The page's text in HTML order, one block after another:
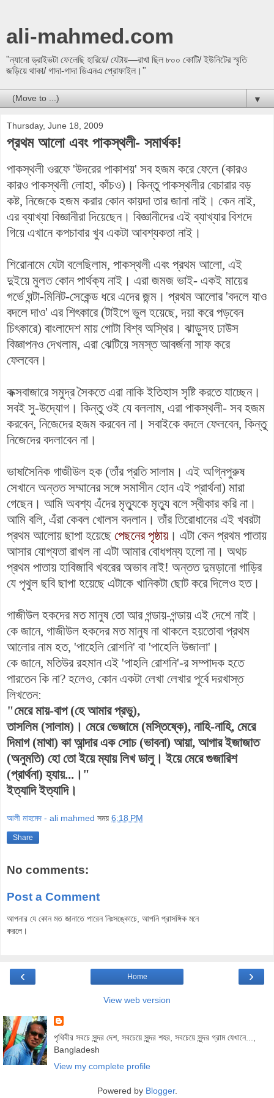
ali-mahmed.com
"ন্যানো ড্রাইভটা ফেলেছি হারিয়ে/ যেটায়—রাখা ছিল ৮০০ কোটি/ ইউনিটের স্মৃতি
জড়িয়ে থাকা/ গাদা-গাদা ডিএনএ প্রোফাইল।"
▼
Thursday, June 18, 2009
প্রথম আলো এবং পাকস্থলী- সমার্থক!
পাকস্থলী ওরফে 'উদরের পাকাশয়' সব হজম করে ফেলে (কারও
কারও পাকস্থলী লোহা, কাঁচও)। কিন্তু পাকস্থলীর বেচারার বড়
কষ্ট, নিজেকে হজম করার কোন কায়দা তার জানা নাই। কেন নাই,
এর ব্যাখ্যা বিজ্ঞানীরা দিয়েছেন। বিজ্ঞানীদের এই ব্যাখ্যার বিশদে
গিয়ে এখানে কপচাবার খুব একটা আবশ্যকতা নাই।
শিরোনামে যেটা বলেছিলাম, পাকস্থলী এবং প্রথম আলো, এই
দুইয়ে মুলত কোন পার্থক্য নাই। এরা জমজ ভাই- একই মায়ের
গর্ভে ঘন্টা-মিনিট-সেকেন্ড ধরে এদের জন্ম। প্রথম আলোর 'বদলে যাও
বদলে দাও' এর শিৎকারে (টাইপে ভুল হয়েছে, দয়া করে পড়বেন
চিৎকারে) বাংলাদেশ মায় গোটা বিশ্ব অস্থির। ঝাড়ুসহ ঢাউস
বিজ্ঞাপনও দেখলাম, এরা ঝেটিয়ে সমস্ত আবর্জনা সাফ করে
ফেলবেন।
কক্সবাজারে সমুদ্র সৈকতে এরা নাকি ইতিহাস সৃষ্টি করতে যাচ্ছেন।
সবই সু-উদ্যোগ। কিন্তু ওই যে বললাম, এরা পাকস্থলী- সব হজম
করবেন, নিজেদের হজম করবেন না। সবাইকে বদলে ফেলবেন, কিন্তু
নিজেদের বদলাবেন না।
ভাষাসৈনিক গাজীউল হক (তাঁর প্রতি সালাম। এই অগ্নিপুরুষ
সেখানে অন্তত সম্মানের সঙ্গে সমাসীন হোন এই প্রার্থনা) মারা
গেছেন। আমি অবশ্য এঁদের মৃত্যুকে মৃত্যু বলে স্বীকার করি না।
আমি বলি, এঁরা কেবল খোলস বদলান। তাঁর তিরোধানের এই খবরটা
প্রথম আলোয় ছাপা হয়েছে পেছনের পৃষ্ঠায় । এটা কেন প্রথম পাতায়
আসার যোগ্যতা রাখল না এটা আমার বোধগম্য হলো না। অথচ
প্রথম পাতায় হাবিজাবি খবরের অভাব নাই! অন্তত দুমড়ানো গাড়ির
যে পৃথুল ছবি ছাপা হয়েছে এটাকে খানিকটা ছোট করে দিলেও হত।
গাজীউল হকদের মত মানুষ তো আর গন্ডায়-গন্ডায় এই দেশে নাই।
কে জানে, গাজীউল হকদের মত মানুষ না থাকলে হয়তোবা প্রথম
আলোর নাম হত, 'পাহেলি রোশনি' বা 'পাহেলি উজালা'।
কে জানে, মতিউর রহমান এই 'পাহলি রোশনি'-র সম্পাদক হতে
পারতেন কি না? হলেও, কোন একটা লেখা লেখার পূর্বে দরখাস্ত
লিখতেন:
"মেরে মায়-বাপ (হে আমার প্রভু),
তাসলিম (সালাম)। মেরে ভেজামে (মস্তিষ্কে), নাহি-নাহি, মেরে
দিমাগ (মাথা) কা আন্দার এক সোচ (ভাবনা) আয়া, আগার ইজাজাত
(অনুমতি) হো তো ইয়ে ম্যায় লিখ ডালু। ইয়েমেরে গুজারিশ
(প্রার্থনা) হ্যায়...।"
ইত্যাদি ইত্যাদি।
আলী মাহমেদ - ali mahmed সময় 6:18 PM
Share
No comments:
Post a Comment
আপনার যে কোন মত জানাতে পারেন নিঃসঙ্কোচে, আপনি প্রাসঙ্গিক মনে
করলে।
‹ ›
Home
View web version
পৃথিবীর সবচে সুন্দর দেশ, সবচেয়ে সুন্দর শহর, সবচেয়ে সুন্দর গ্রাম যেখানে...,
Bangladesh
View my complete profile
Powered by Blogger.